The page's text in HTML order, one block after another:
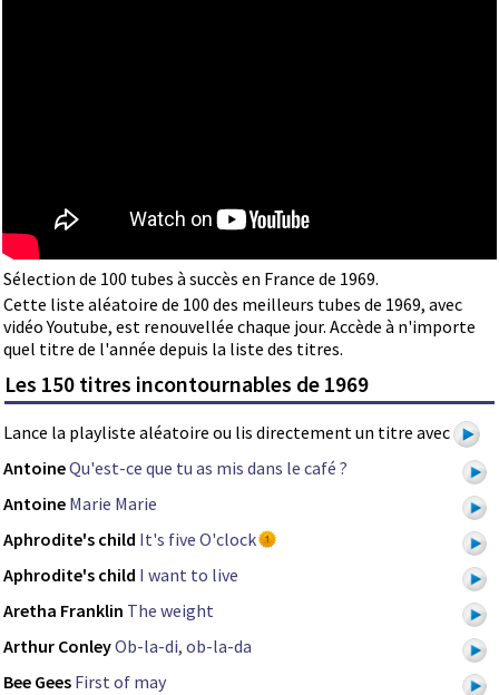
Sélection de 100 tubes à succès en France de 1969.
Cette liste aléatoire de 100 des meilleurs tubes de 1969, avec
vidéo Youtube, est renouvellée chaque jour. Accède à n'importe
quel titre de l'année depuis la liste des titres.
Les 150 titres incontournables de 1969
Lance la playliste aléatoire ou lis directement un titre avec
AntoineQu'est-ce que tu as mis dans le café ?
Antoine Marie Marie
Aphrodite's child It's five O'clock
Aphrodite's child I want to live
Aretha Franklin The weight
Arthur ConleyOb-la-di, ob-la-da
Bee Gees First of may